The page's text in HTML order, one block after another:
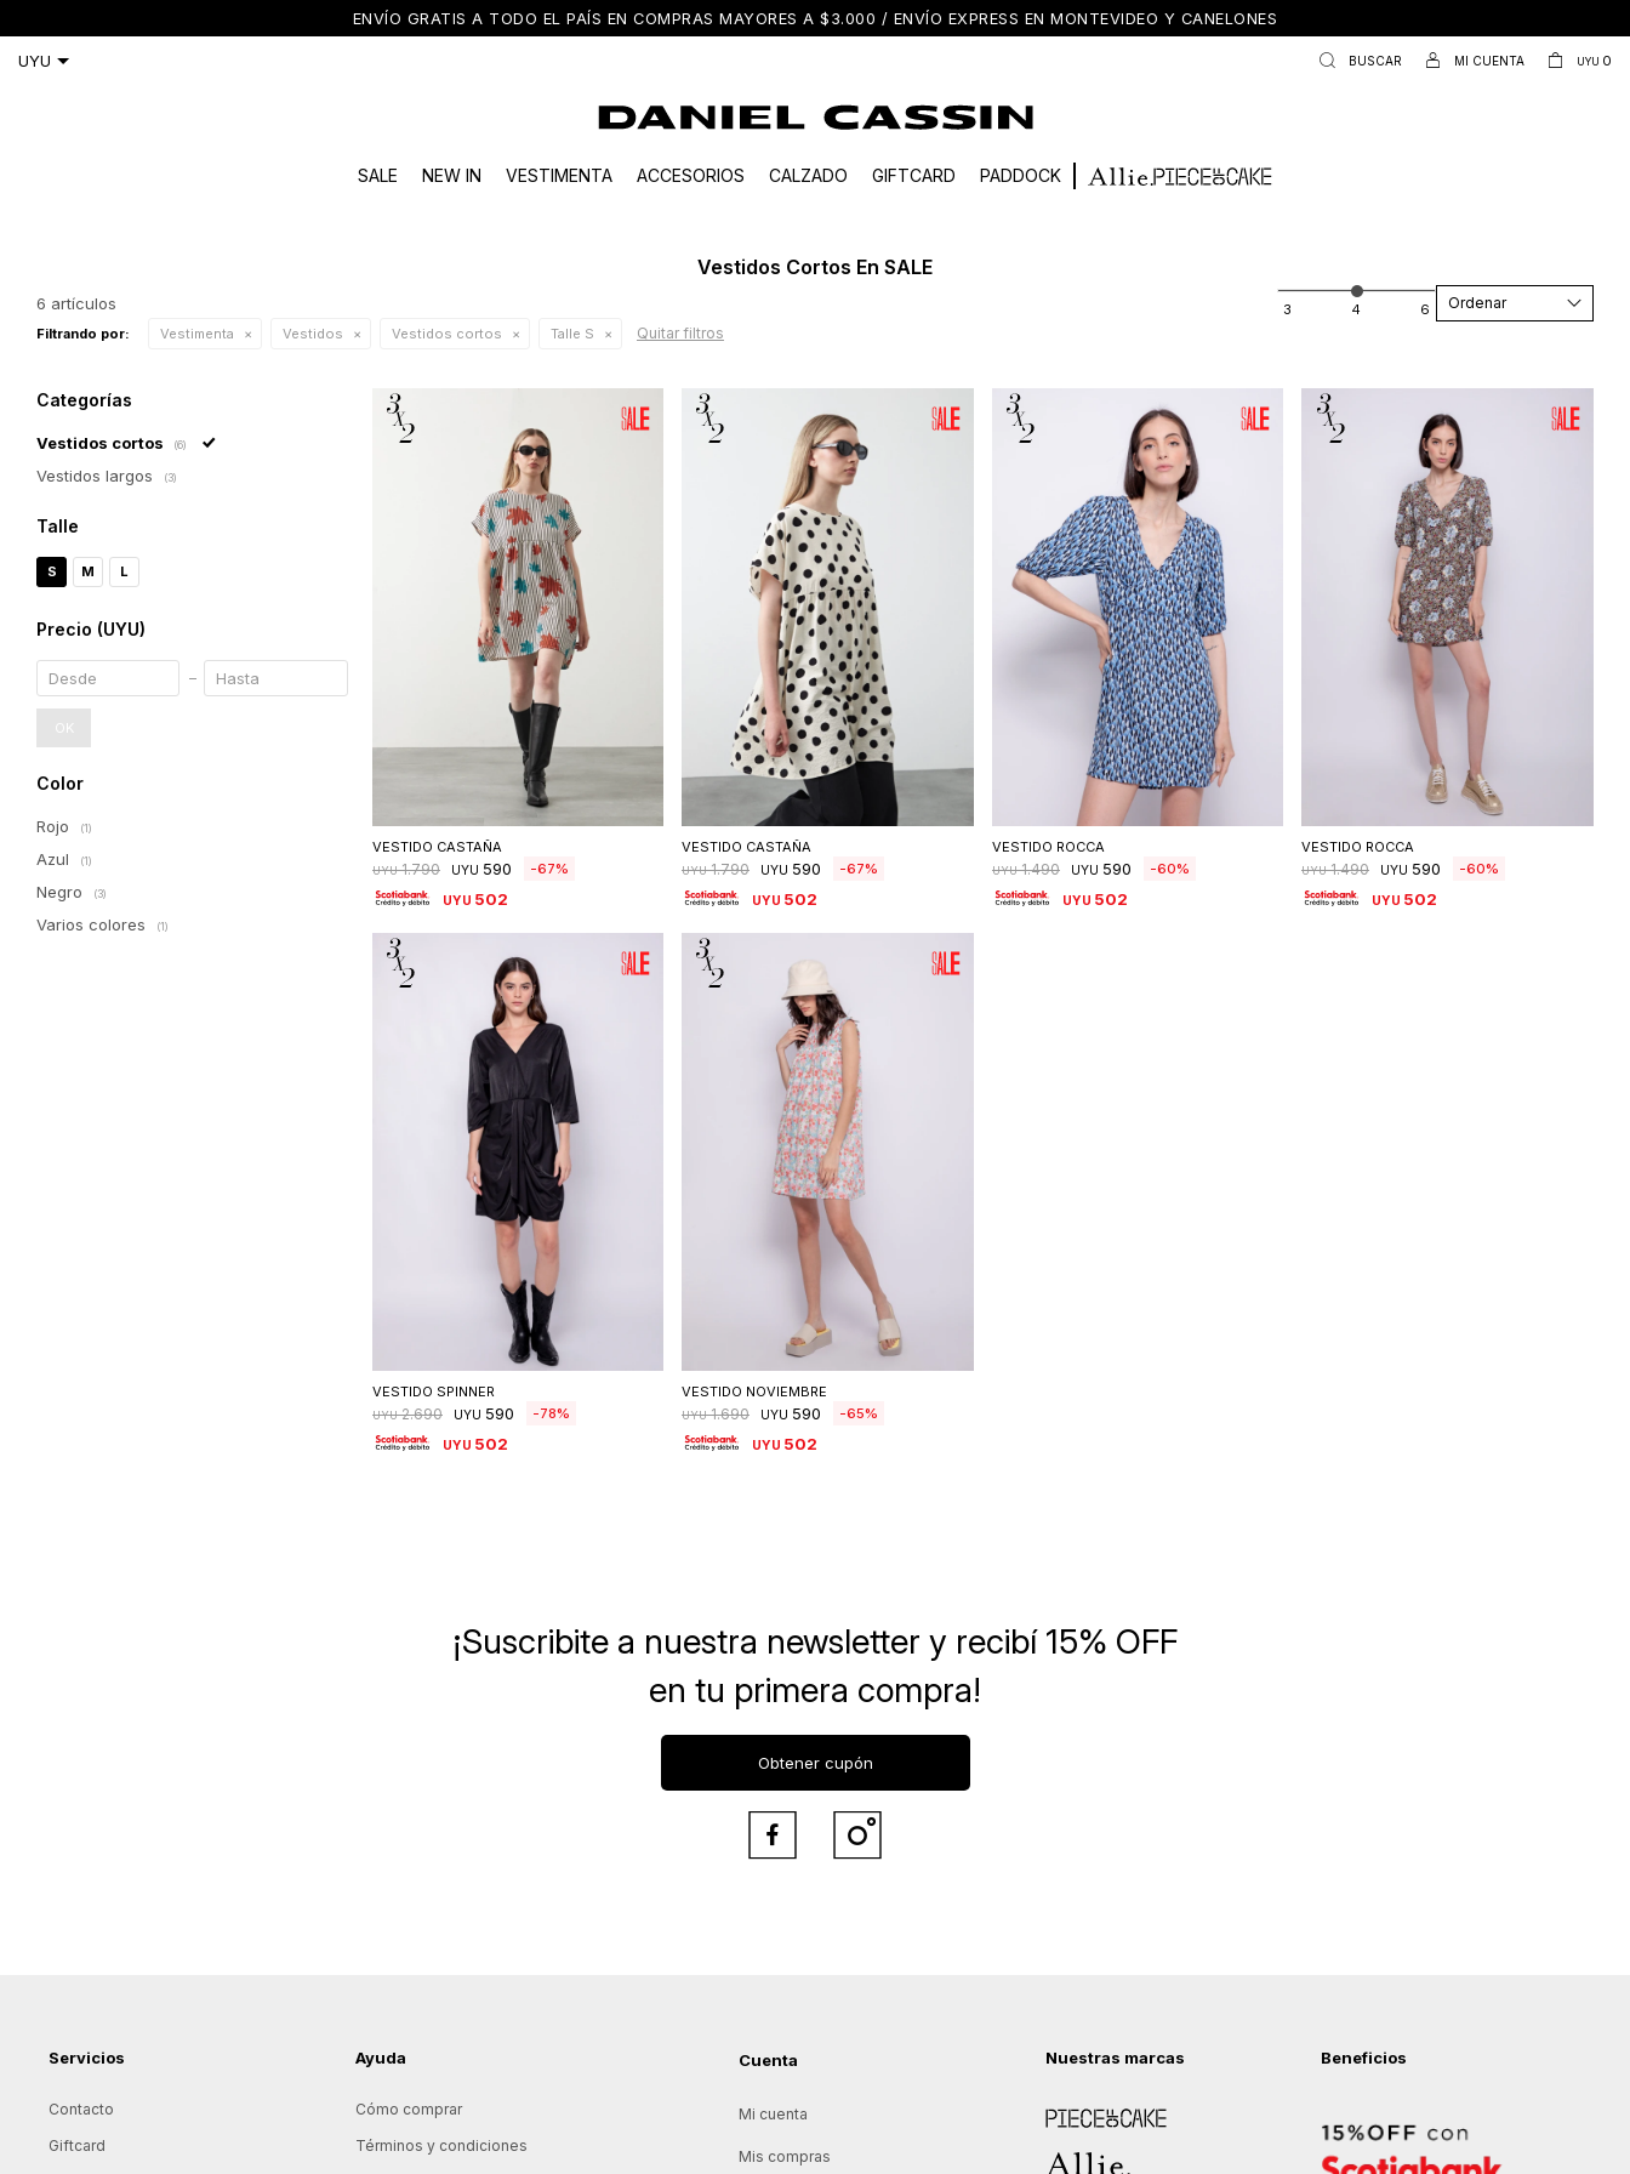
ENVÍO GRATIS A TODO EL PAÍS EN COMPRAS MAYORES A $3.000 / ENVÍO EXPRESS EN MONTEVIDEO Y CANELONES
SALE NEW IN VESTIMENTA ACCESORIOS CALZADO GIFTCARD PADDOCK
UYU 0
Vestidos Cortos En SALE
6 artículos Recomendados
Filtrando por: Vestimenta Vestidos Vestidos cortos Talle S Quitar filtros
Seleccionar talle
VESTIDO CASTAÑA
UYU 1.790 UYU 590 67
UYU 502
Seleccionar talle
VESTIDO CASTAÑA
UYU 1.790 UYU 590 67
UYU 502
Seleccionar talle
VESTIDO ROCCA
UYU 1.490 UYU 590 60
UYU 502
Seleccionar talle
VESTIDO ROCCA
UYU 1.490 UYU 590 60
UYU 502
Seleccionar talle
VESTIDO SPINNER
UYU 2.690 UYU 590 78
UYU 502
Seleccionar talle
VESTIDO NOVIEMBRE
UYU 1.690 UYU 590 65
UYU 502
Categorías
Vestidos cortos (6)
Vestidos largos (3)
Talle
S M L
Precio (UYU)
OK
Color
Rojo (1)
Azul (1)
Negro (3)
Varios colores (1)
Servicios
Contacto
Giftcard
Ayuda
Cómo comprar
Términos y condiciones
Cuenta
Mi cuenta
Mis compras
Nuestras marcas
Piece of Cake
Allie
Beneficios
¡Suscribite a nuestra newsletter y recibí 15% OFF
en tu primera compra!
Obtener cupón
 